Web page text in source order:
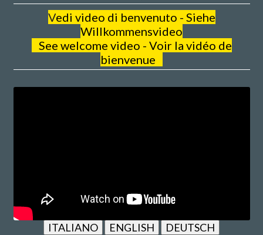
Vedi video di benvenuto - Siehe
Willkommensvideo
See welcome video - Voir la vidéo de
bienvenue
ITALIANO ENGLISH
DEUTSCH